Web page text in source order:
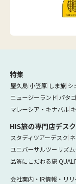
特集
屋久島 小笠原 しま旅 シ
ニュージーランド パタ
マレーシア・キナバル
HIS旅の専門店デスク
スタディツアーデスク
ユニバーサルツーリズ
品質にこだわる旅
会社案内・IR情報・リリ